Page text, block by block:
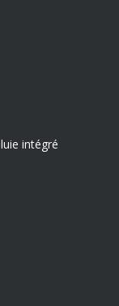
intégré